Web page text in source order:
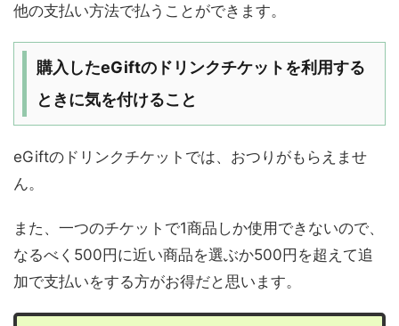
他の支払い方法で払うことができます。
購入したeGiftのドリンクチケットを利用する
ときに気を付けること
eGiftのドリンクチケットでは、おつりがもらえませ
ん。
また、一つのチケットで1商品しか使用できないので、
なるべく500円に近い商品を選ぶか500円を超えて追
加で支払いをする方がお得だと思います。